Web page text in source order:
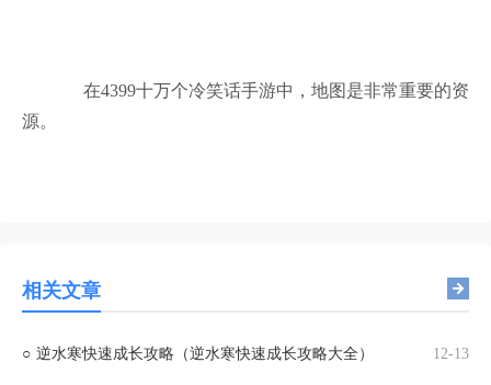
在4399十万个冷笑话手游中，地图是非常重要的资
源。
相关文章
○ 逆水寒快速成长攻略（逆水寒快速成长攻略大全） 12-13